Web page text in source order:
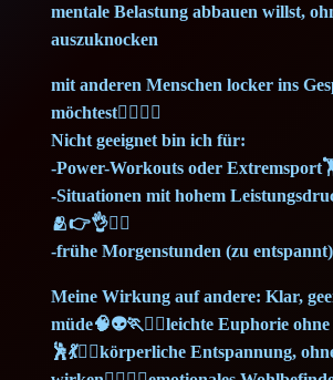
mentale Belastung abbauen willst,
auszuknocken
mit anderen Menschen locker ins
möchtest🙋‍♀️🙋‍♂️
Nicht geeignet bin ich für:
-Power-Workouts oder
-Situationen mit hohem
🫂👉👌👨‍⚕️
-frühe Morgenstunden (zu
Meine Wirkung auf andere: Klar,
müde🧠👽🏃🏃‍♀️leichte Euphorie
🕺💃🏌️‍♂️körperliche Entspannung,